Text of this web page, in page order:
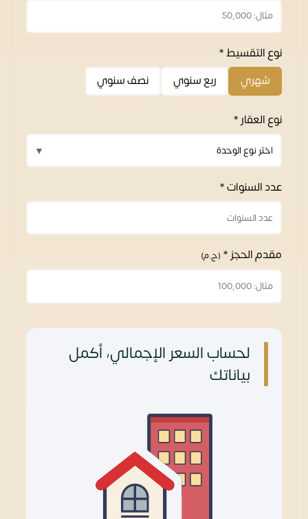
نوع التقسيط *
شهري
ربع سنوي نصف سنوي
نوع العقار *
عدد السنوات *
مقدم الحجز * (ج.م)
لحساب السعر الإجمالي، أكمل
بياناتك